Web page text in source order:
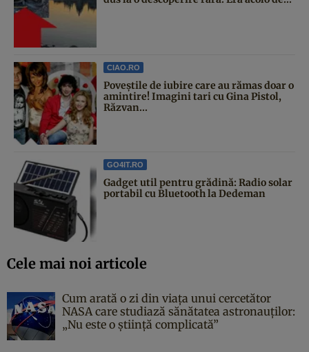
CIAO.RO
Poveştile de iubire care au rămas doar o
amintire! Imagini tari cu Gina Pistol,
Răzvan...
GO4IT.RO
Gadget util pentru grădină: Radio solar
portabil cu Bluetooth la Dedeman
Cele mai noi articole
Cum arată o zi din viața unui cercetător
NASA care studiază sănătatea astronauților:
„Nu este o știință complicată”